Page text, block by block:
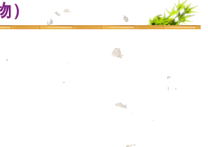
）